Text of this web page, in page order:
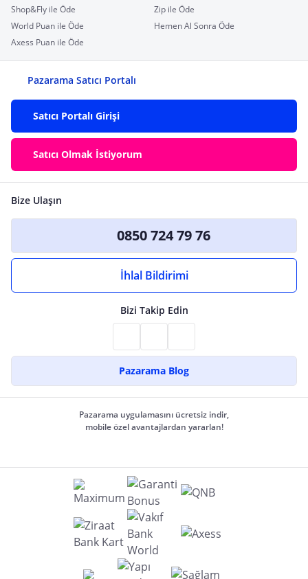
Shop&Fly ile Öde
Zip ile Öde
World Puan ile Öde
Hemen Al Sonra Öde
Axess Puan ile Öde
Pazarama Satıcı Portalı
Satıcı Portalı Girişi
Satıcı Olmak İstiyorum
Bize Ulaşın
0850 724 79 76
İhlal Bildirimi
Bizi Takip Edin
Pazarama Blog
Pazarama uygulamasını ücretsiz indir,
mobile özel avantajlardan yararlan!